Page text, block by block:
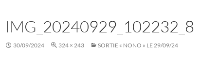
IMG_20240929_102232_8
30/09/2024 324 × 243 SORTIE « NONO » LE 29/09/24